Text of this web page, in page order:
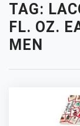
TAG:
FL. OZ.
MEN